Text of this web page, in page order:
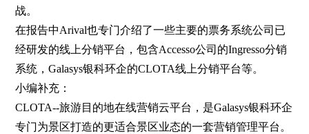
战。
在报告中Arival也专门介绍了一些主要的票务系统公司已
经研发的线上分销平台，包含Accesso公司的Ingresso分销
系统，Galasys银科环企的CLOTA线上分销平台等。
小编补充：
CLOTA--旅游目的地在线营销云平台，是Galasys银科环企
专门为景区打造的更适合景区业态的一套营销管理平台。